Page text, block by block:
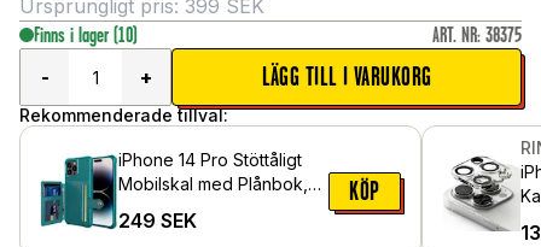
Ursprungligt pris: 399 SEK
Finns i lager (10) ART. NR: 38375
-
+ LÄGG TILL I VARUKORG
Rekommenderade tillval:
iPhone 14 Pro Stöttåligt
Mobilskal med Plånbok,
249 SEK
KÖP